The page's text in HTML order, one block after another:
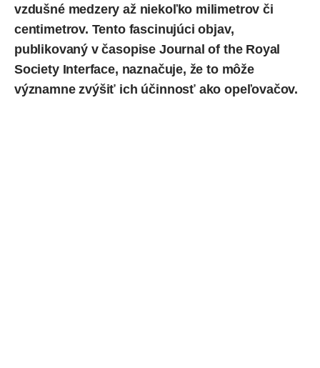
vzdušné medzery až niekoľko milimetrov či
centimetrov. Tento fascinujúci objav,
publikovaný v časopise Journal of the Royal
Society Interface, naznačuje, že to môže
významne zvýšiť ich účinnosť ako opeľovačov.